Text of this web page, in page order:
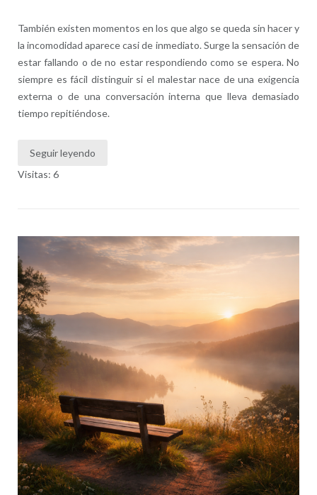
También existen momentos en los que algo se queda sin hacer y
la incomodidad aparece casi de inmediato. Surge la sensación de
estar fallando o de no estar respondiendo como se espera. No
siempre es fácil distinguir si el malestar nace de una exigencia
externa o de una conversación interna que lleva demasiado
tiempo repitiéndose.
Seguir leyendo
Visitas: 6